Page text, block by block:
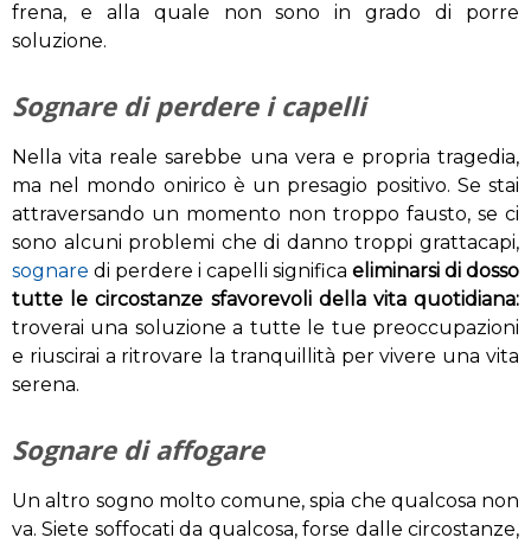
frena, e alla quale non sono in grado di porre
soluzione.
Sognare di perdere i capelli
Nella vita reale sarebbe una vera e propria tragedia,
ma nel mondo onirico è un presagio positivo. Se stai
attraversando un momento non troppo fausto, se ci
sono alcuni problemi che di danno troppi grattacapi,
sognare di perdere i capelli significa eliminarsi di dosso
tutte le circostanze sfavorevoli della vita quotidiana:
troverai una soluzione a tutte le tue preoccupazioni
e riuscirai a ritrovare la tranquillità per vivere una vita
serena.
Sognare di affogare
Un altro sogno molto comune, spia che qualcosa non
va. Siete soffocati da qualcosa, forse dalle circostanze,